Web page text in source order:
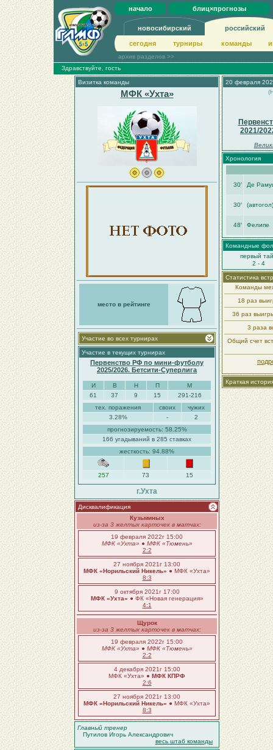
начало блиц×прогнозы
новосибирский российский
сегодня турниры команды
архив разделов >>
Здравствуйте, гость
Визитка команды
МФК «Ухта»
место в рейтинге
Участие во всех турнирах
Участие в текущих турнирах
Первенство РФ по мини-футболу
2025/2026. Бетсити-Суперлига
И В Н П
М
61
37 9 15
291-216
тех. поражения
своих
чужих
3.28%
-
2
прогнозируемость: 58.25%
166 угадываний в 285 ставках
жесткость: 94.88%
257 73 15
г.Ухта
Дисквалификация
Кузьминых
из-за 3 желтых карточек в матчах:
19 февраля 2022г 15:00
МФК «Ухта» ● МФК «Тюмень»
2:2
27 ноября 2021г 13:00
МФК «Норильский Никель» ● МФК «Ухта»
8:3
9 октября 2021г 17:00
МФК «Ухта» ● ФК «Новая генерация»
4:1
Щурок
из-за 3 желтых карточек в матчах:
19 февраля 2022г 15:00
МФК «Ухта» ● МФК «Тюмень»
2:2
4 декабря 2021г 15:00
МФК «Ухта» ● МФК КПРФ
2:6
27 ноября 2021г 13:00
МФК «Норильский Никель» ● МФК «Ухта»
8:3
Главный тренер
Путилов Игорь Александрович
весь штаб команды
20 февраля
2021/
Хронология
30′ Де
30′ (автогол)
48′ Фелипе
Командные
первый
2 - 4
Статистика
Команды
18 раз
36 раз
3 раза
Общий счет
Краткая